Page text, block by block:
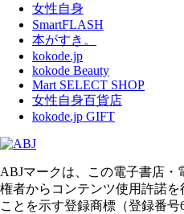
女性自身
SmartFLASH
本がすき。
kokode.jp
kokode Beauty
Mart SELECT SHOP
女性自身百貨店
kokode.jp GIFT
ABJマークは、この電子書店
権者からコンテンツ使用許諾
ことを示す登録商標（登録番号